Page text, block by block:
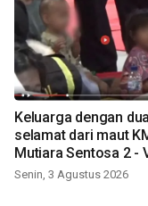
Keluarga dengan
selamat dari maut
Mutiara Sentosa 2 -
Senin, 3 Agustus 2026